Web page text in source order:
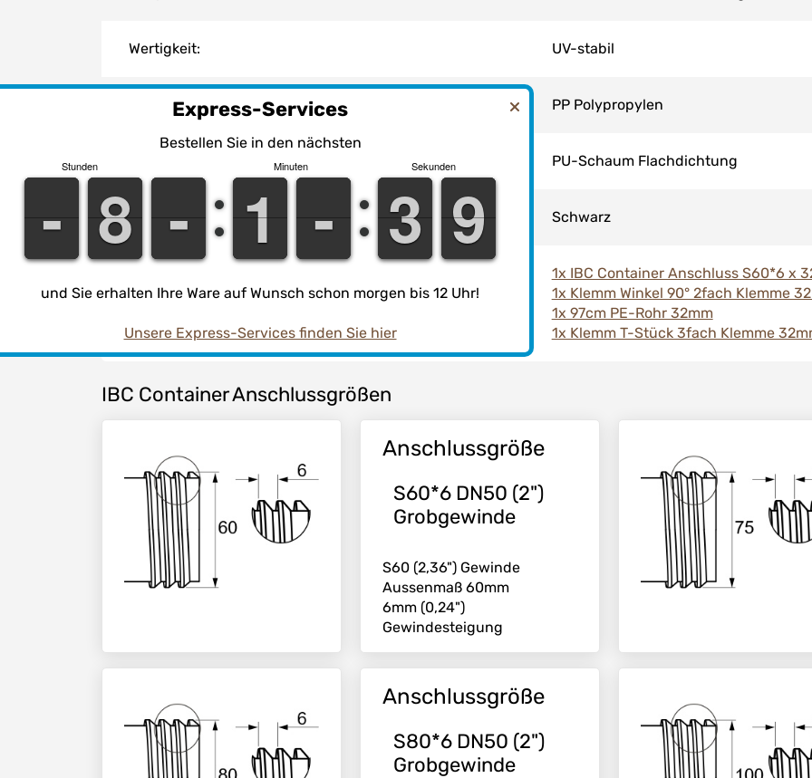
Wertigkeit: UV-stabil
Material: PP Polypropylen
PU-Schaum Flachdichtung
Farbe: Schwarz
1x IBC Container Anschluss S60*6 x
1x Klemm Winkel 90° 2fach Klemme
1x 97cm PE-Rohr 32mm
1x Klemm T-Stück 3fach Klemme
IBC Container Anschlussgrößen
Anschlussgröße
S60*6 DN50 (2")
Grobgewinde
S60 (2,36") Gewinde
Aussenmaß 60mm
6mm (0,24")
Gewindesteigung
Anschlussgröße
S80*6 DN50 (2")
Grobgewinde
Express-Services
Bestellen Sie in den nächsten
Stunden
-
-
-
- 7
7
8
8 -
-
-
-
Minuten
1
1
1
1 -
-
-
-
Sekunden
2
2
3
3 8
8
9
9
und Sie erhalten Ihre Ware auf Wunsch schon morgen bis 12 Uhr!
Unsere Express-Services finden Sie hier